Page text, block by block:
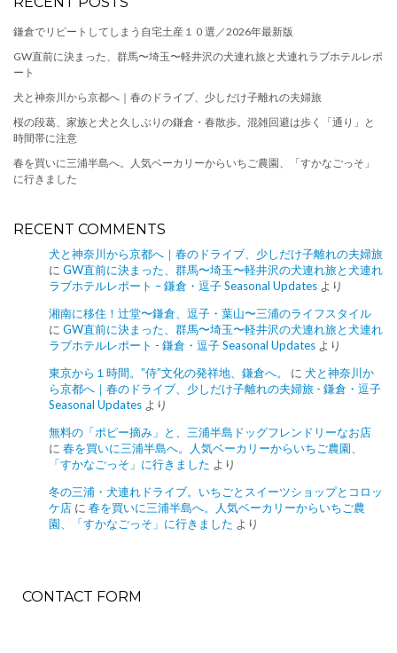
鎌倉でリピートしてしまう自宅土産１０選／2026年最新版
GW直前に決まった、群馬〜埼玉〜軽井沢の犬連れ旅と犬連れラブホテルレポ
ート
犬と神奈川から京都へ｜春のドライブ、少しだけ子離れの夫婦旅
桜の段葛、家族と犬と久しぶりの鎌倉・春散歩。混雑回避は歩く「通り」と
時間帯に注意
春を買いに三浦半島へ。人気ベーカリーからいちご農園、「すかなごっそ」
に行きました
RECENT COMMENTS
犬と神奈川から京都へ｜春のドライブ、少しだけ子離れの夫婦旅
に GW直前に決まった、群馬〜埼玉〜軽井沢の犬連れ旅と犬連れ
ラブホテルレポート – 鎌倉・逗子 Seasonal Updates より
湘南に移住！辻堂〜鎌倉、逗子・葉山〜三浦のライフスタイル
に GW直前に決まった、群馬〜埼玉〜軽井沢の犬連れ旅と犬連れ
ラブホテルレポート - 鎌倉・逗子 Seasonal Updates より
東京から１時間。”侍”文化の発祥地、鎌倉へ。
に 犬と神奈川か
ら京都へ｜春のドライブ、少しだけ子離れの夫婦旅 - 鎌倉・逗子
Seasonal Updates より
無料の「ポピー摘み」と、三浦半島ドッグフレンドリーなお店
に 春を買いに三浦半島へ。人気ベーカリーからいちご農園、
「すかなごっそ」に行きました より
冬の三浦・犬連れドライブ。いちごとスイーツショップとコロッ
ケ店 に 春を買いに三浦半島へ。人気ベーカリーからいちご農
園、「すかなごっそ」に行きました より
CONTACT FORM